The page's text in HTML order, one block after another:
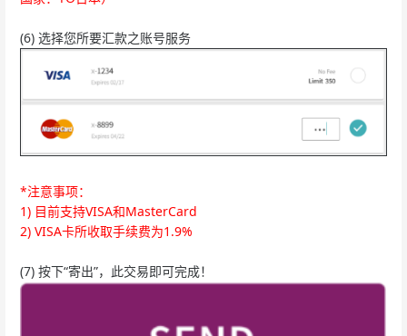
(6) 选择您所要汇款之账号服务
*注意事项：
1) 目前支持VISA和MasterCard
2) VISA卡所收取手续费为1.9%
(7) 按下“寄出”，此交易即可完成！